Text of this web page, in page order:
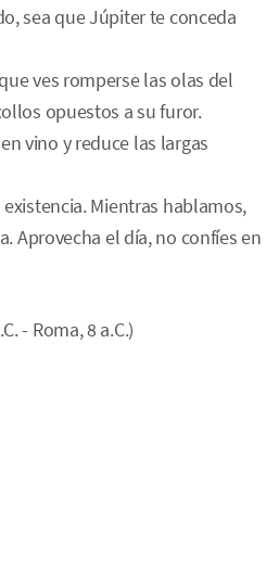
sea que Júpiter te conceda
ves romperse las olas del
opuestos a su furor.
vino y reduce las largas
Mientras hablamos,
Aprovecha el día, no confíes en
- Roma, 8 a.C.)